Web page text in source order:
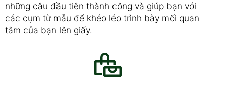
những câu đầu tiên thành công và giúp bạn với
các cụm từ mẫu để khéo léo trình bày mối quan
tâm của bạn lên giấy.